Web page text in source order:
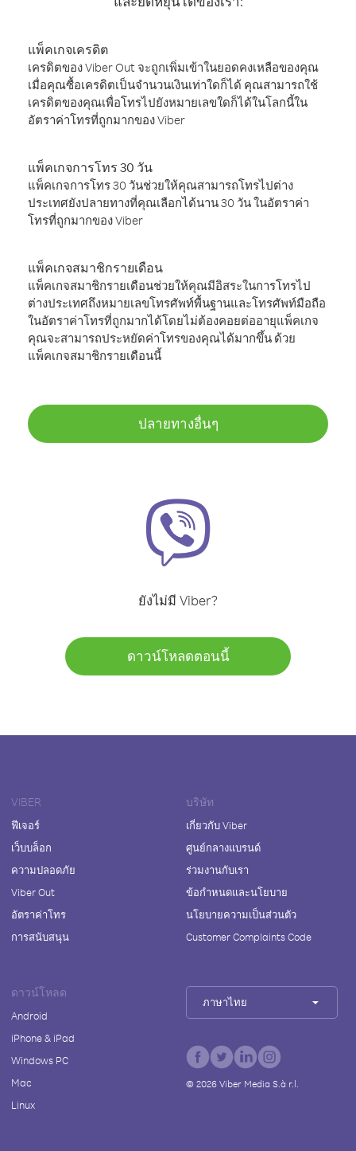
แพ็คเกจเครดิต
เครดิตของ Viber Out จะถูกเพิ่มเข้าในยอดคงเหลือของคุณ
เมื่อคุณซื้อเครดิตเป็นจำนวนเงินเท่าใดก็ได้ คุณสามารถใช้
เครดิตของคุณเพื่อโทรไปยังหมายเลขใดก็ได้ในโลกนี้ใน
อัตราค่าโทรที่ถูกมากของ Viber
แพ็คเกจการโทร 30 วัน
แพ็คเกจการโทร 30 วันช่วยให้คุณสามารถโทรไปต่าง
ประเทศยังปลายทางที่คุณเลือกได้นาน 30 วัน ในอัตราค่า
โทรที่ถูกมากของ Viber
แพ็คเกจสมาชิกรายเดือน
แพ็คเกจสมาชิกรายเดือนช่วยให้คุณมีอิสระในการโทรไป
ต่างประเทศถึงหมายเลขโทรศัพท์พื้นฐานและโทรศัพท์มือถือ
ในอัตราค่าโทรที่ถูกมากได้โดยไม่ต้องคอยต่ออายุแพ็คเกจ
คุณจะสามารถประหยัดค่าโทรของคุณได้มากขึ้น ด้วย
แพ็คเกจสมาชิกรายเดือนนี้
ปลายทางอื่นๆ
ยังไม่มี Viber?
ดาวน์โหลดตอนนี้
VIBER
ฟีเจอร์
เว็บบล็อก
ความปลอดภัย
Viber Out
อัตราค่าโทร
การสนับสนุน
บริษัท
เกี่ยวกับ Viber
ศูนย์กลางแบรนด์
ร่วมงานกับเรา
ข้อกำหนดและนโยบาย
นโยบายความเป็นส่วนตัว
Customer Complaints Code
ดาวน์โหลด
Android
iPhone & iPad
Windows PC
Mac
Linux
ภาษาไทย
© 2026Viber Media S.à r.l.